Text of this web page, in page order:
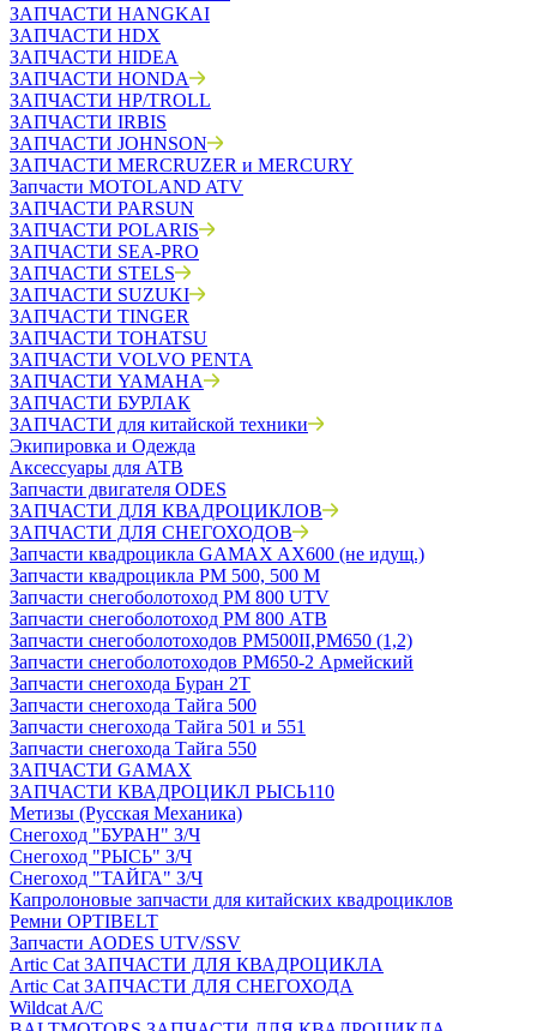
ЗАПЧАСТИ HANGKAI
ЗАПЧАСТИ HDX
ЗАПЧАСТИ HIDEA
ЗАПЧАСТИ HONDA
ЗАПЧАСТИ HP/TROLL
ЗАПЧАСТИ IRBIS
ЗАПЧАСТИ JOHNSON
ЗАПЧАСТИ MERCRUZER и MERCURY
Запчасти MOTOLAND ATV
ЗАПЧАСТИ PARSUN
ЗАПЧАСТИ POLARIS
ЗАПЧАСТИ SEA-PRO
ЗАПЧАСТИ STELS
ЗАПЧАСТИ SUZUKI
ЗАПЧАСТИ TINGER
ЗАПЧАСТИ TOHATSU
ЗАПЧАСТИ VOLVO PENTA
ЗАПЧАСТИ YAMAHA
ЗАПЧАСТИ БУРЛАК
ЗАПЧАСТИ для китайской техники
Экипировка и Одежда
Аксессуары для АТВ
Запчасти двигателя ODES
ЗАПЧАСТИ ДЛЯ КВАДРОЦИКЛОВ
ЗАПЧАСТИ ДЛЯ СНЕГОХОДОВ
Запчасти квадроцикла GAMAX AX600 (не идущ.)
Запчасти квадроцикла РМ 500, 500 М
Запчасти снегоболотоход РМ 800 UTV
Запчасти снегоболотоход РМ 800 АТВ
Запчасти снегоболотоходов РМ500II,РМ650 (1,2)
Запчасти снегоболотоходов РМ650-2 Армейский
Запчасти снегохода Буран 2Т
Запчасти снегохода Тайга 500
Запчасти снегохода Тайга 501 и 551
Запчасти снегохода Тайга 550
ЗАПЧАСТИ GAMAX
ЗАПЧАСТИ КВАДРОЦИКЛ РЫСЬ110
Метизы (Русская Механика)
Снегоход "БУРАН" З/Ч
Снегоход "РЫСЬ" З/Ч
Снегоход "ТАЙГА" З/Ч
Капролоновые запчасти для китайских квадроциклов
Ремни OPTIBELT
Запчасти AODES UTV/SSV
Artic Cat ЗАПЧАСТИ ДЛЯ КВАДРОЦИКЛА
Artic Cat ЗАПЧАСТИ ДЛЯ СНЕГОХОДА
Wildcat A/C